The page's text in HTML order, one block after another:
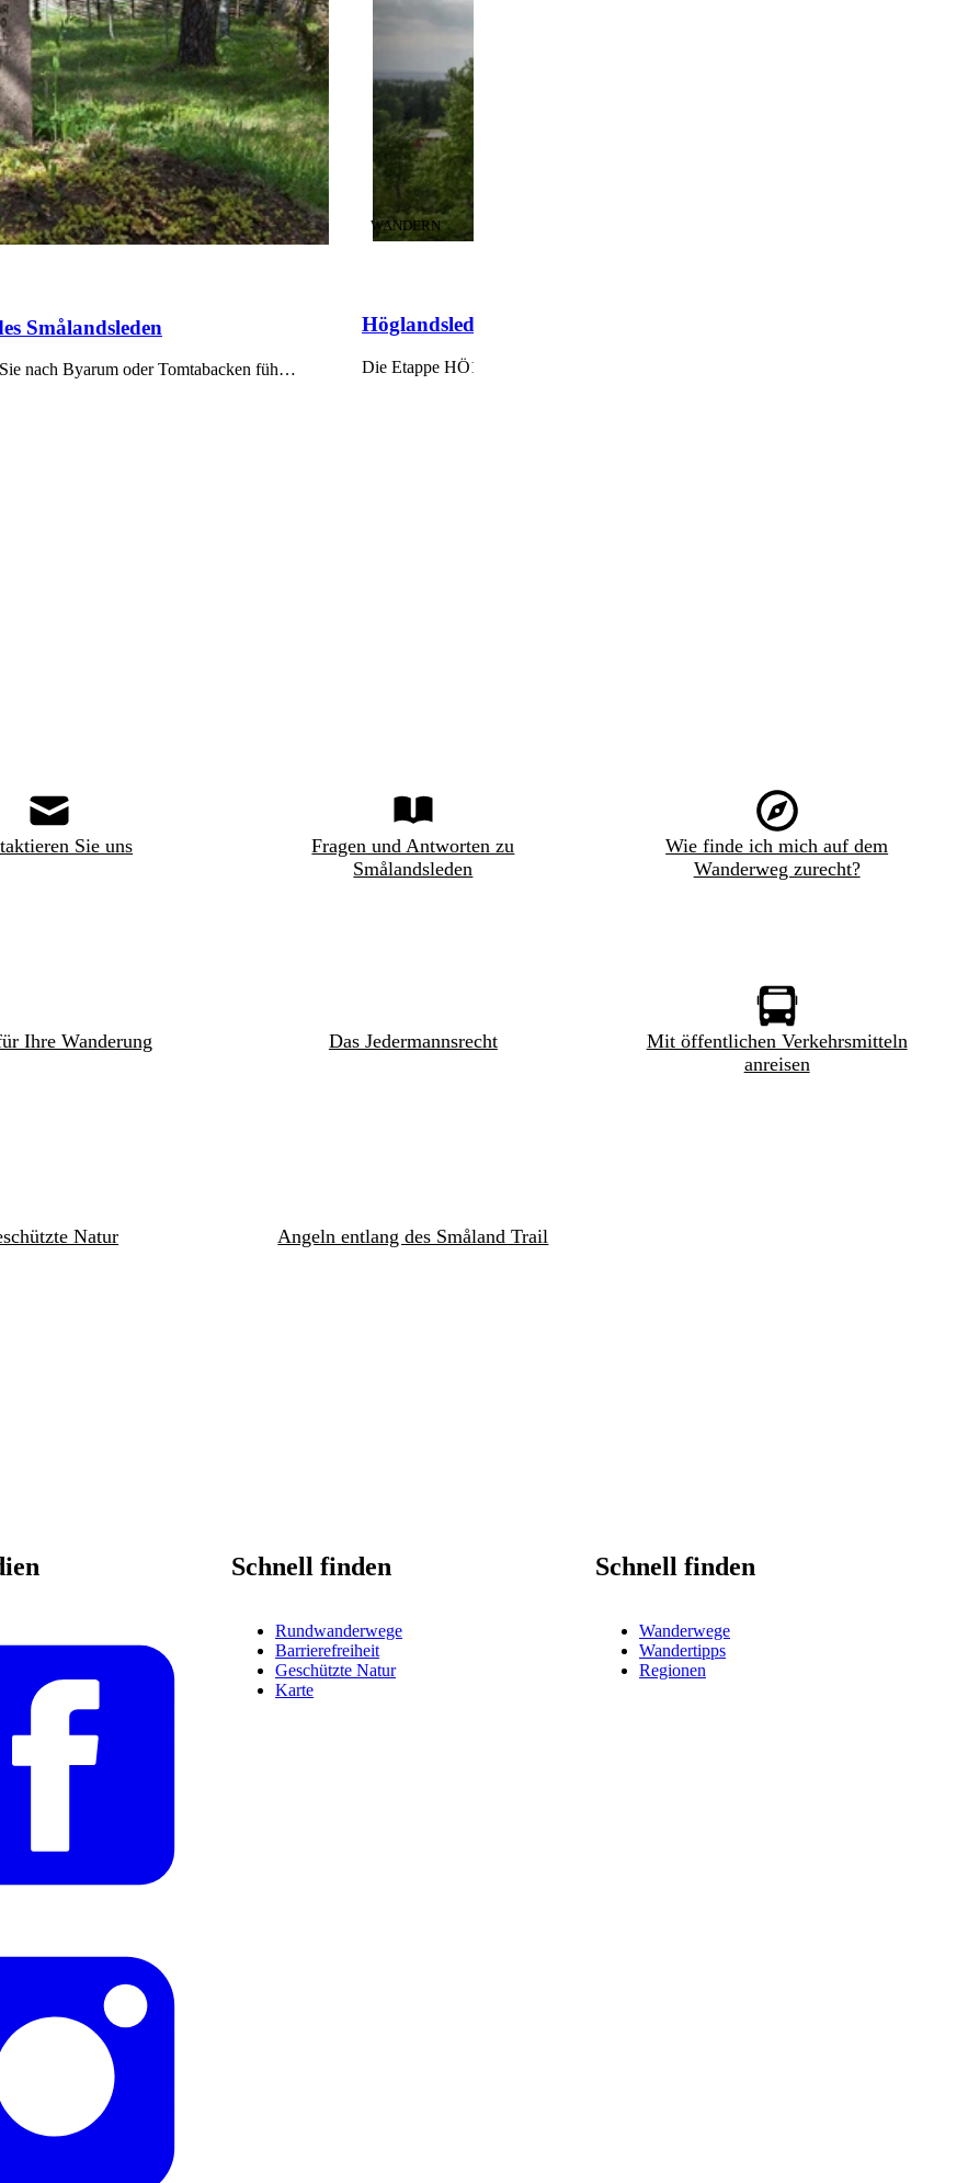
Smålandsleden
nach Byarum oder Tomtabacken füh…
Höglandsleden etappe HÖ19 Tomtabacken - Hok - Teil des
KATEGORIE:
WANDERN
Sie uns
Fragen und Antworten zu
Smålandsleden
Wie finde ich mich auf dem
Wanderweg zurecht?
Ihre Wanderung Das Jedermannsrecht
Mit öffentlichen Verkehrsmitteln
anreisen
Natur Angeln entlang des Småland Trail
Schnell finden
Rundwanderwege
Barrierefreiheit
Geschützte Natur
Karte
Schnell finden
Wanderwege
Wandertipps
Regionen